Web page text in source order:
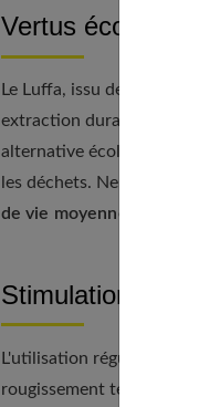
Vertus
Le Luffa, issu de fibres
extraction durable mettent
alternative écologique aux
les déchets. Ne
de vie moyenne de six mois.
Stimulation de la
L'utilisation régulière du
rougissement temporaire de